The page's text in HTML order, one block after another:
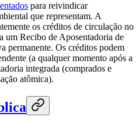
para reivindicar
que representam. A
os créditos de circulação no
um Recibo de Aposentadoria de
permanente. Os créditos podem
(a qualquer momento após a
integrada (comprados e
atômica).